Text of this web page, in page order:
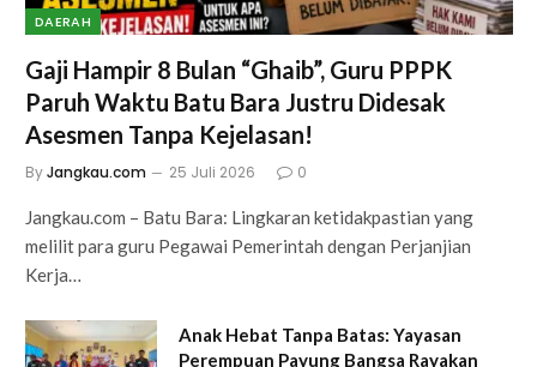
DAERAH
Gaji Hampir 8 Bulan “Ghaib”, Guru PPPK
Paruh Waktu Batu Bara Justru Didesak
Asesmen Tanpa Kejelasan!
ByJangkau.com 25 Juli 2026 0
Jangkau.com – Batu Bara: Lingkaran ketidakpastian yang
melilit para guru Pegawai Pemerintah dengan Perjanjian
Kerja…
Anak Hebat Tanpa Batas: Yayasan
Perempuan Payung Bangsa Rayakan